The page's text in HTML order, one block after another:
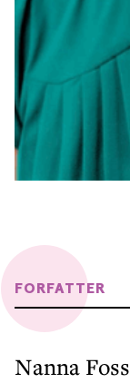
FORFATTER
Nanna Foss